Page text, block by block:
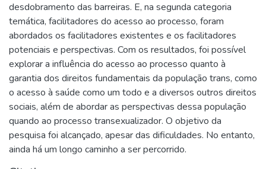
desdobramento das barreiras. E, na segunda categoria
temática, facilitadores do acesso ao processo, foram
abordados os facilitadores existentes e os facilitadores
potenciais e perspectivas. Com os resultados, foi possível
explorar a influência do acesso ao processo quanto à
garantia dos direitos fundamentais da população trans, como
o acesso à saúde como um todo e a diversos outros direitos
sociais, além de abordar as perspectivas dessa população
quando ao processo transexualizador. O objetivo da
pesquisa foi alcançado, apesar das dificuldades. No entanto,
ainda há um longo caminho a ser percorrido.